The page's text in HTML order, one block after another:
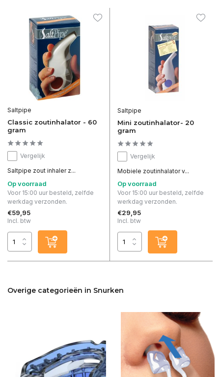
Saltpipe
Classic zoutinhalator - 60
gram
Vergelijk
Saltpipe zout inhaler z...
Op voorraad
Voor 15:00 uur besteld, zelfde
werkdag verzonden.
€59,95
Incl. btw
Saltpipe
Mini zoutinhalator- 20
gram
Vergelijk
Mobiele zoutinhalator v...
Op voorraad
Voor 15:00 uur besteld, zelfde
werkdag verzonden.
€29,95
Incl. btw
Overige categorieën in Snurken